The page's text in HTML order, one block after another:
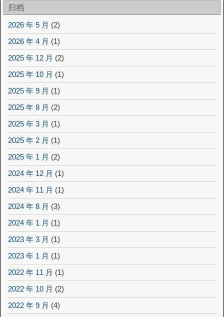
归档
2026 年 5 月 (2)
2026 年 4 月 (1)
2025 年 12 月 (2)
2025 年 10 月 (1)
2025 年 9 月 (1)
2025 年 8 月 (2)
2025 年 3 月 (1)
2025 年 2 月 (1)
2025 年 1 月 (2)
2024 年 12 月 (1)
2024 年 11 月 (1)
2024 年 8 月 (3)
2024 年 1 月 (1)
2023 年 3 月 (1)
2023 年 1 月 (1)
2022 年 11 月 (1)
2022 年 10 月 (2)
2022 年 9 月 (4)